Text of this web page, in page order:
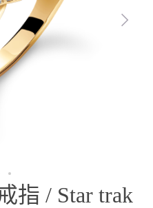
指 / Star trak